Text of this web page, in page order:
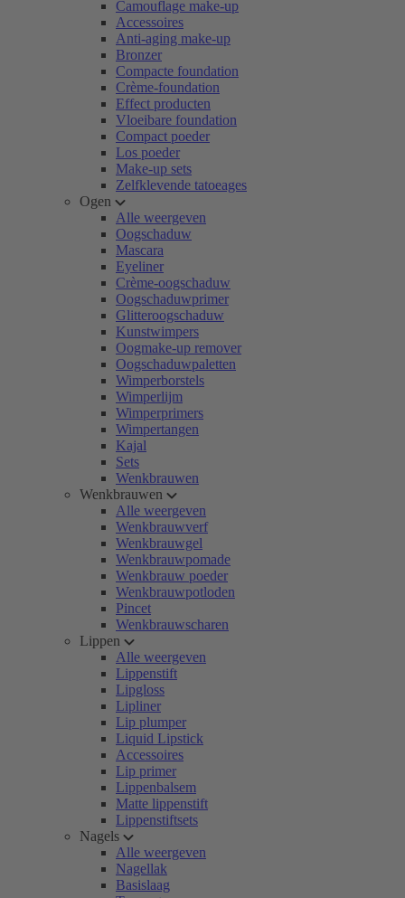
Camouflage make-up
Accessoires
Anti-aging make-up
Bronzer
Compacte foundation
Crème-foundation
Effect producten
Vloeibare foundation
Compact poeder
Los poeder
Make-up sets
Zelfklevende tatoeages
Ogen
Alle weergeven
Oogschaduw
Mascara
Eyeliner
Crème-oogschaduw
Oogschaduwprimer
Glitteroogschaduw
Kunstwimpers
Oogmake-up remover
Oogschaduwpaletten
Wimperborstels
Wimperlijm
Wimperprimers
Wimpertangen
Kajal
Sets
Wenkbrauwen
Wenkbrauwen
Alle weergeven
Wenkbrauwverf
Wenkbrauwgel
Wenkbrauwpomade
Wenkbrauw poeder
Wenkbrauwpotloden
Pincet
Wenkbrauwscharen
Lippen
Alle weergeven
Lippenstift
Lipgloss
Lipliner
Lip plumper
Liquid Lipstick
Accessoires
Lip primer
Lippenbalsem
Matte lippenstift
Lippenstiftsets
Nagels
Alle weergeven
Nagellak
Basislaag